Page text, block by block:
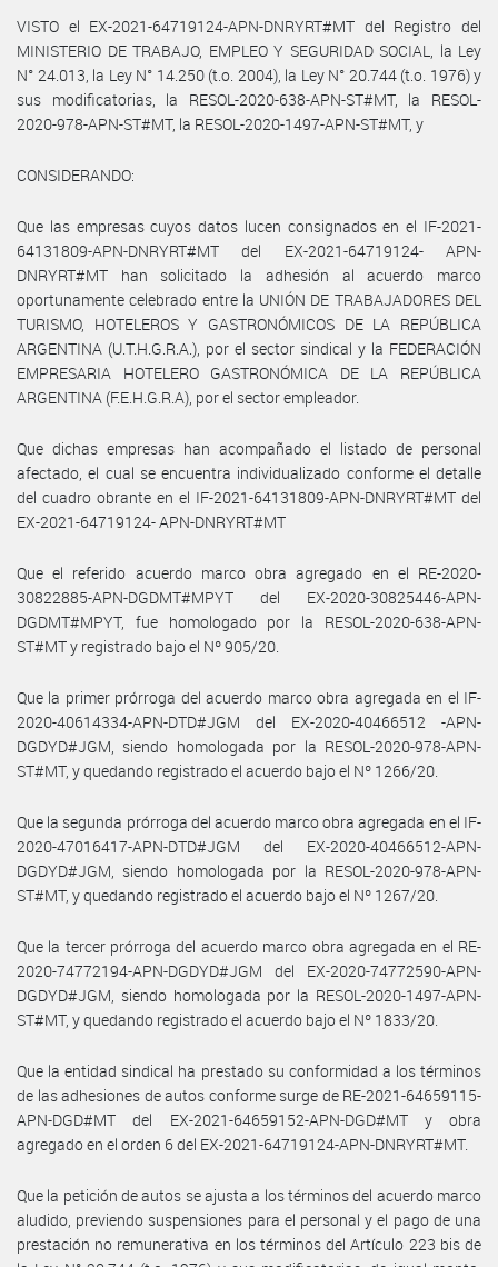
VISTO el EX-2021-64719124-APN-DNRYRT#MT del Registro del
MINISTERIO DE TRABAJO, EMPLEO Y SEGURIDAD SOCIAL, la Ley
N° 24.013, la Ley N° 14.250 (t.o. 2004), la Ley N° 20.744 (t.o. 1976) y
sus modificatorias, la RESOL-2020-638-APN-ST#MT, la RESOL-
2020-978-APN-ST#MT, la RESOL-2020-1497-APN-ST#MT, y
CONSIDERANDO:
Que las empresas cuyos datos lucen consignados en el IF-2021-
64131809-APN-DNRYRT#MT del EX-2021-64719124- APN-
DNRYRT#MT han solicitado la adhesión al acuerdo marco
oportunamente celebrado entre la UNIÓN DE TRABAJADORES DEL
TURISMO, HOTELEROS Y GASTRONÓMICOS DE LA REPÚBLICA
ARGENTINA (U.T.H.G.R.A.), por el sector sindical y la FEDERACIÓN
EMPRESARIA HOTELERO GASTRONÓMICA DE LA REPÚBLICA
ARGENTINA (F.E.H.G.R.A), por el sector empleador.
Que dichas empresas han acompañado el listado de personal
afectado, el cual se encuentra individualizado conforme el detalle
del cuadro obrante en el IF-2021-64131809-APN-DNRYRT#MT del
EX-2021-64719124- APN-DNRYRT#MT
Que el referido acuerdo marco obra agregado en el RE-2020-
30822885-APN-DGDMT#MPYT del EX-2020-30825446-APN-
DGDMT#MPYT, fue homologado por la RESOL-2020-638-APN-
ST#MT y registrado bajo el Nº 905/20.
Que la primer prórroga del acuerdo marco obra agregada en el IF-
2020-40614334-APN-DTD#JGM del EX-2020-40466512 -APN-
DGDYD#JGM, siendo homologada por la RESOL-2020-978-APN-
ST#MT, y quedando registrado el acuerdo bajo el Nº 1266/20.
Que la segunda prórroga del acuerdo marco obra agregada en el IF-
2020-47016417-APN-DTD#JGM del EX-2020-40466512-APN-
DGDYD#JGM, siendo homologada por la RESOL-2020-978-APN-
ST#MT, y quedando registrado el acuerdo bajo el Nº 1267/20.
Que la tercer prórroga del acuerdo marco obra agregada en el RE-
2020-74772194-APN-DGDYD#JGM del EX-2020-74772590-APN-
DGDYD#JGM, siendo homologada por la RESOL-2020-1497-APN-
ST#MT, y quedando registrado el acuerdo bajo el Nº 1833/20.
Que la entidad sindical ha prestado su conformidad a los términos
de las adhesiones de autos conforme surge de RE-2021-64659115-
APN-DGD#MT del EX-2021-64659152-APN-DGD#MT y obra
agregado en el orden 6 del EX-2021-64719124-APN-DNRYRT#MT.
Que la petición de autos se ajusta a los términos del acuerdo marco
aludido, previendo suspensiones para el personal y el pago de una
prestación no remunerativa en los términos del Artículo 223 bis de